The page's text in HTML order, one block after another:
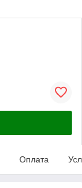
Оплата